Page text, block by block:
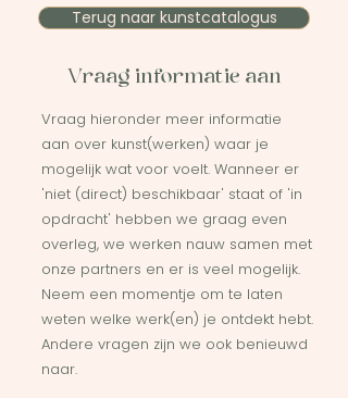
Terug naar kunstcatalogus
Vraag informatie aan
Vraag hieronder meer informatie
aan over kunst(werken) waar je
mogelijk wat voor voelt. Wanneer er
'niet (direct) beschikbaar' staat of 'in
opdracht' hebben we graag even
overleg, we werken nauw samen met
onze partners en er is veel mogelijk.
Neem een momentje om te laten
weten welke werk(en) je ontdekt hebt.
Andere vragen zijn we ook benieuwd
naar.